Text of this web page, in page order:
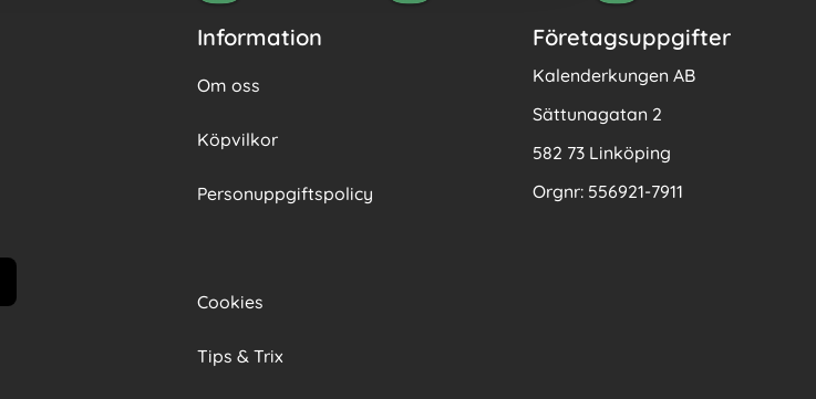
Information
Om oss
Köpvilkor
Personuppgiftspolicy
Cookies
Tips & Trix
Företagsuppgifter
Kalenderkungen AB
Sättunagatan 2
582 73 Linköping
Orgnr: 556921-7911